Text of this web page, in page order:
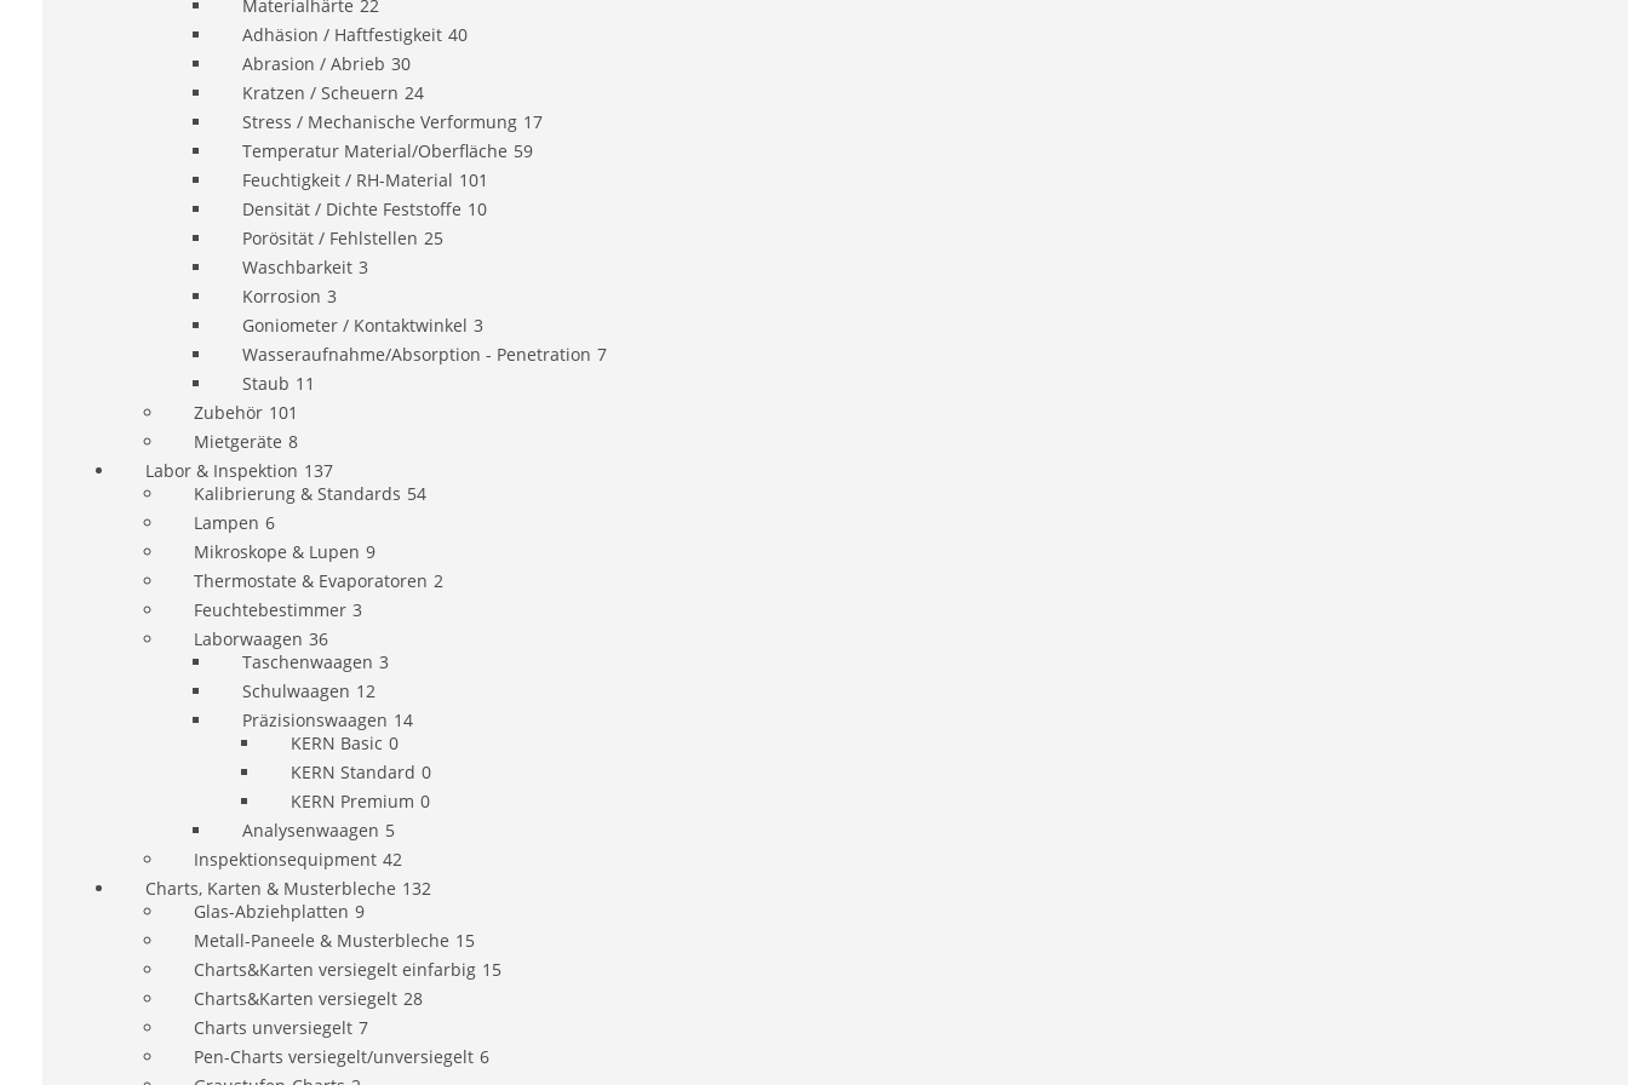
Materialhärte 22
Adhäsion / Haftfestigkeit 40
Abrasion / Abrieb 30
Kratzen / Scheuern 24
Stress / Mechanische Verformung 17
Temperatur Material/Oberfläche 59
Feuchtigkeit / RH-Material 101
Densität / Dichte Feststoffe 10
Porösität / Fehlstellen 25
Waschbarkeit 3
Korrosion 3
Goniometer / Kontaktwinkel 3
Wasseraufnahme/Absorption - Penetration 7
Staub 11
Zubehör 101
Mietgeräte 8
Labor & Inspektion 137
Kalibrierung & Standards 54
Lampen 6
Mikroskope & Lupen 9
Thermostate & Evaporatoren 2
Feuchtebestimmer 3
Laborwaagen 36
Taschenwaagen 3
Schulwaagen 12
Präzisionswaagen 14
KERN Basic 0
KERN Standard 0
KERN Premium 0
Analysenwaagen 5
Inspektionsequipment 42
Charts, Karten & Musterbleche 132
Glas-Abziehplatten 9
Metall-Paneele & Musterbleche 15
Charts&Karten versiegelt einfarbig 15
Charts&Karten versiegelt 28
Charts unversiegelt 7
Pen-Charts versiegelt/unversiegelt 6